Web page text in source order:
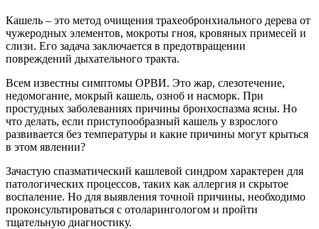
Кашель – это метод очищения трахеобронхиального дерева от
чужеродных элементов, мокроты гноя, кровяных примесей и
слизи. Его задача заключается в предотвращении
повреждений дыхательного тракта.
Всем известны симптомы ОРВИ. Это жар, слезотечение,
недомогание, мокрый кашель, озноб и насморк. При
простудных заболеваниях причины бронхоспазма ясны. Но
что делать, если приступообразный кашель у взрослого
развивается без температуры и какие причины могут крыться
в этом явлении?
Зачастую спазматический кашлевой синдром характерен для
патологических процессов, таких как аллергия и скрытое
воспаление. Но для выявления точной причины, необходимо
проконсультироваться с отоларингологом и пройти
тщательную диагностику.